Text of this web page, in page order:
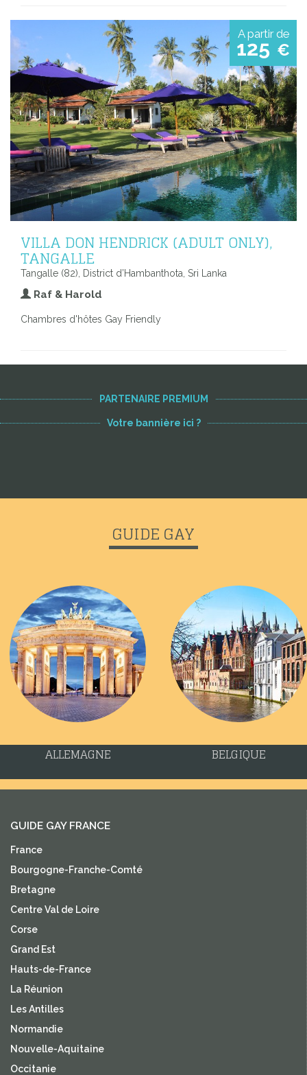
A partir de
125 €
VILLA DON HENDRICK (ADULT ONLY),
TANGALLE
Tangalle (82), District d’Hambanthota, Sri Lanka
Raf & Harold
Chambres d'hôtes Gay Friendly
PARTENAIRE PREMIUM
Votre bannière ici ?
GUIDE GAY
ALLEMAGNE BELGIQUE
GUIDE GAY FRANCE
France
Bourgogne-Franche-Comté
Bretagne
Centre Val de Loire
Corse
Grand Est
Hauts-de-France
La Réunion
Les Antilles
Normandie
Nouvelle-Aquitaine
Occitanie